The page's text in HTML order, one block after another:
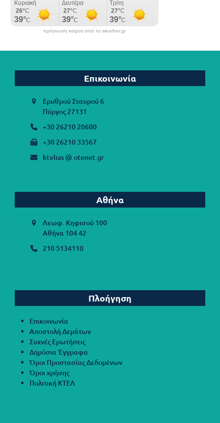
πρόγνωση καιρού από το weather.gr
Επικοινωνία
Ερυθρού Σταυρού 6
Πύργος 27131
+30 26210 20600
+30 26210 33567
ktelias @ otenet.gr
Αθήνα
Λεωφ. Κηφισού 100
Αθήνα 104 42
210 5134110
Πλοήγηση
Επικοινωνία
Αποστολή Δεμάτων
Συχνές Ερωτήσεις
Δημόσια Έγγραφα
Όροι Προστασίας Δεδομένων
Όροι χρήσης
Πολιτική ΚΤΕΛ